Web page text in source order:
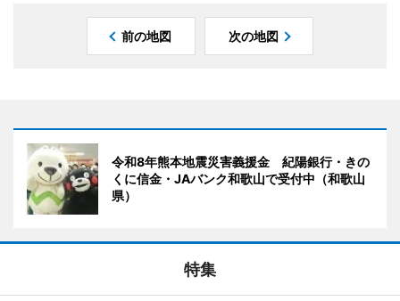
前の地図 次の地図
令和8年熊本地震災害義援金 紀陽銀行・きの
くに信金・JAバンク和歌山で受付中（和歌山
県）
特集